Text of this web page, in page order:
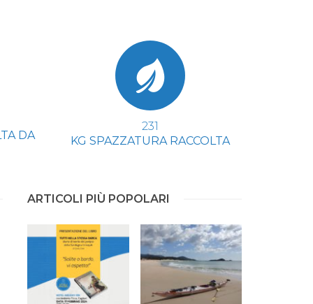
DA
346
KG SPAZZATURA RACCOLTA
ARTICOLI PIÙ POPOLARI